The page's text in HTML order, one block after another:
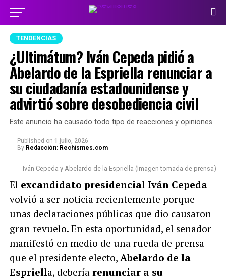
TENDENCIAS
¿Ultimátum? Iván Cepeda pidió a
Abelardo de la Espriella renunciar a
su ciudadanía estadounidense y
advirtió sobre desobediencia civil
Este anuncio ha causado todo tipo de reacciones y opiniones.
Published on 1 julio, 2026
By Redacción: Rechismes.com
Iván Cepeda y Abelardo de la Espriella (Imagen tomada de prensa)
El excandidato presidencial Iván Cepeda
volvió a ser noticia recientemente porque
unas declaraciones públicas que dio causaron
gran revuelo. En esta oportunidad, el senador
manifestó en medio de una rueda de prensa
que el presidente electo, Abelardo de la
Espriella, debería renunciar a su